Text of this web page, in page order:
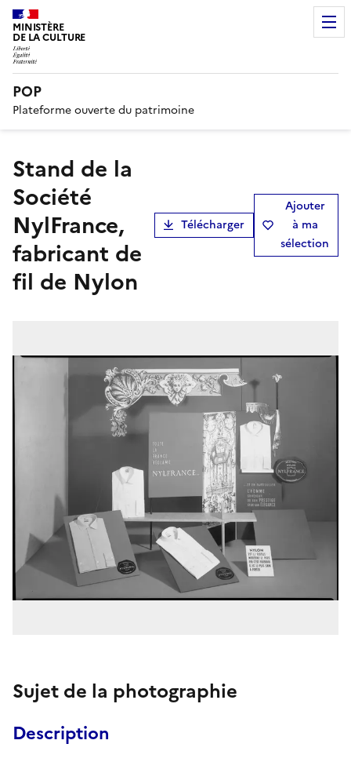
MINISTÈRE
DE LA CULTURE
POP
Plateforme ouverte du patrimoine
Stand de la
Société
NylFrance,
fabricant de
fil de Nylon
Télécharger
Ajouter
à ma
sélection
Sujet de la photographie
Description